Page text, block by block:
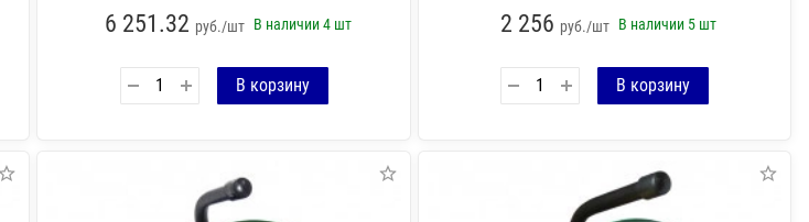
6 251.32 руб./шт В наличии4 шт 2 256 руб./шт В наличии 5 шт